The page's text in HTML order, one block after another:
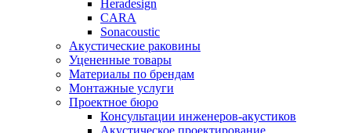
Heradesign
CARA
Sonacoustic
Акустические раковины
Уцененные товары
Материалы по брендам
Монтажные услуги
Проектное бюро
Консультации инженеров-акустиков
Акустическое проектирование